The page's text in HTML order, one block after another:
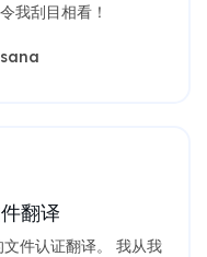
我刮目相看！
翻译
件认证翻译。 我从我